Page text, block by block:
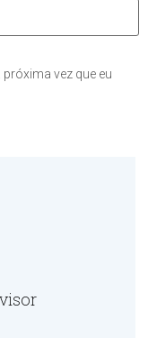
vez que eu